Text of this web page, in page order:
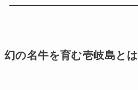
幻の名牛を育む壱岐島とは